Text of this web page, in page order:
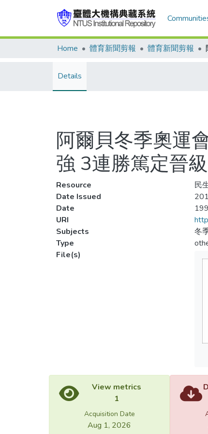
Home 體育新聞剪報 體育新聞剪報
Details
阿爾貝冬季奧運
強 3連勝篤定晉級
Resource
民
Date Issued
Date
URI
Subjects
冬
Type
File(s)
View metrics
1
Acquisition Date
Aug 1, 2026